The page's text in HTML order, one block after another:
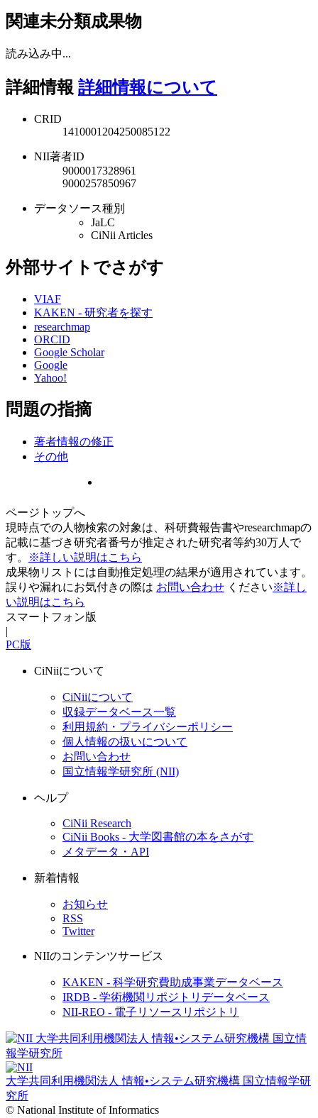
関連未分類成果物
読み込み中...
詳細情報 詳細情報について
CRID
1410001204250085122
NII著者ID
9000017328961
9000257850967
データソース種別
JaLC
CiNii Articles
外部サイトでさがす
VIAF
KAKEN - 研究者を探す
researchmap
ORCID
Google Scholar
Google
Yahoo!
問題の指摘
著者情報の修正
その他
ページトップへ
現時点での人物検索の対象は、科研費報告書やresearchmapの
記載に基づき研究者番号が推定された研究者等約30万人で
す。
※詳しい説明はこちら
成果物リストには自動推定処理の結果が適用されています。
誤りや漏れにお気付きの際は お問い合わせ ください※詳し
い説明はこちら
スマートフォン版
|
PC版
CiNiiについて
CiNiiについて
収録データベース一覧
利用規約・プライバシーポリシー
個人情報の扱いについて
お問い合わせ
国立情報学研究所 (NII)
ヘルプ
CiNii Research
CiNii Books - 大学図書館の本をさがす
メタデータ・API
新着情報
お知らせ
RSS
Twitter
NIIのコンテンツサービス
KAKEN - 科学研究費助成事業データベース
IRDB - 学術機関リポジトリデータベース
NII-REO - 電子リソースリポジトリ
大学共同利用機関法人 情報•システム研究機構 国立情報学研
究所
© National Institute of Informatics